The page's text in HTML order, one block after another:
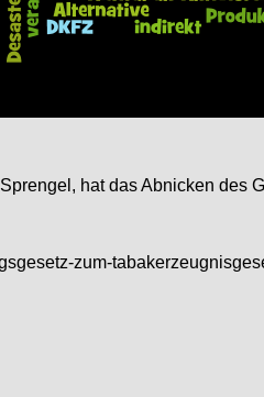
hat das Abnicken
zum-